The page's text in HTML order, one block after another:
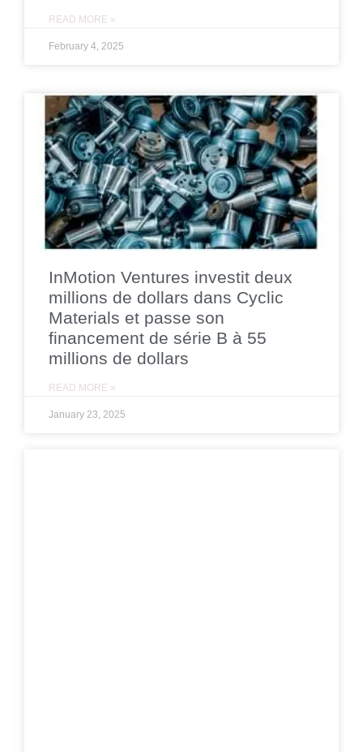
READ MORE »
February 4, 2025
InMotion Ventures investit deux
millions de dollars dans Cyclic
Materials et passe son
financement de série B à 55
millions de dollars
READ MORE »
January 23, 2025